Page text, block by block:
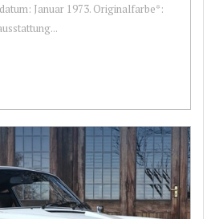
Januar 1973. Originalfarbe*: